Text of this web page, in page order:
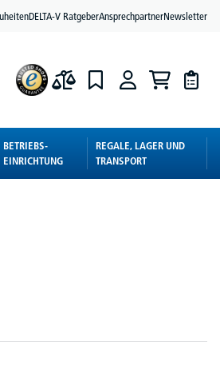
DELTA-V RatgeberAnsprechpartnerNewsletter
BETRIEBS-
EINRICHTUNG
REGALE, LAGER UND
TRANSPORT